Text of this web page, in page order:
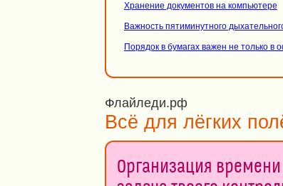
Хранение документов на компьютере
Важность пятиминутного
Порядок в бумагах важен не только в
Флайледи.рф
Всё для лёгких
Организация времени